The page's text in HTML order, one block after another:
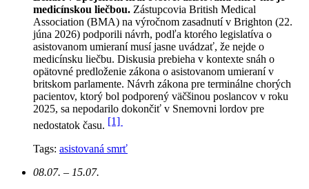
medicínskou liečbou. Zástupcovia British Medical
Association (BMA) na výročnom zasadnutí v Brighton (22.
júna 2026) podporili návrh, podľa ktorého legislatíva o
asistovanom umieraní musí jasne uvádzať, že nejde o
medicínsku liečbu. Diskusia prebieha v kontexte snáh o
opätovné predloženie zákona o asistovanom umieraní v
britskom parlamente. Návrh zákona pre terminálne chorých
pacientov, ktorý bol podporený väčšinou poslancov v roku
2025, sa nepodarilo dokončiť v Snemovni lordov pre
nedostatok času. [1]
Tags: asistovaná smrť
08.07. – 15.07.